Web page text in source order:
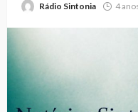
Rádio Sintonia 4